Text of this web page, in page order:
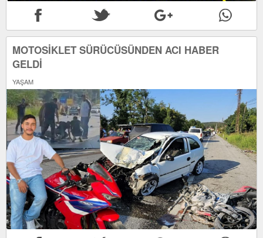
MOTOSİKLET SÜRÜCÜSÜNDEN ACI HABER
GELDİ
YAŞAM